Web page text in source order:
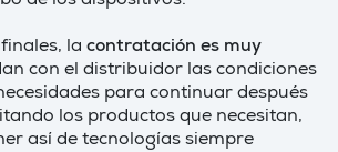
la contratación es muy
con el distribuidor las condiciones
para continuar después
los productos que necesitan,
así de tecnologías siempre